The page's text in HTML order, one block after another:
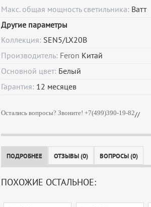
Макс. общая мощность светильника: Ватт
Другие параметры
Коллекция: SEN5/LX20B
Производитель: Feron Китай
Основной цвет: Белый
Гарантия: 12 месяцев
Остались вопросы? Звоните! +7(499)390-19-82//
ПОДРОБНЕЕ ОТЗЫВЫ (0) ВОПРОСЫ (0)
ПОХОЖИЕ ОСТАЛЬНОЕ: